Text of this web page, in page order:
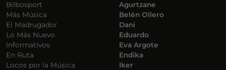
Bilbosport
Más Música
El Madrugador
Lo Más Nuevo
Informativos
En Ruta
Locos por la Música
Agurtzane
Belén Ollero
Dani
Eduardo
Eva Argote
Endika
Iker